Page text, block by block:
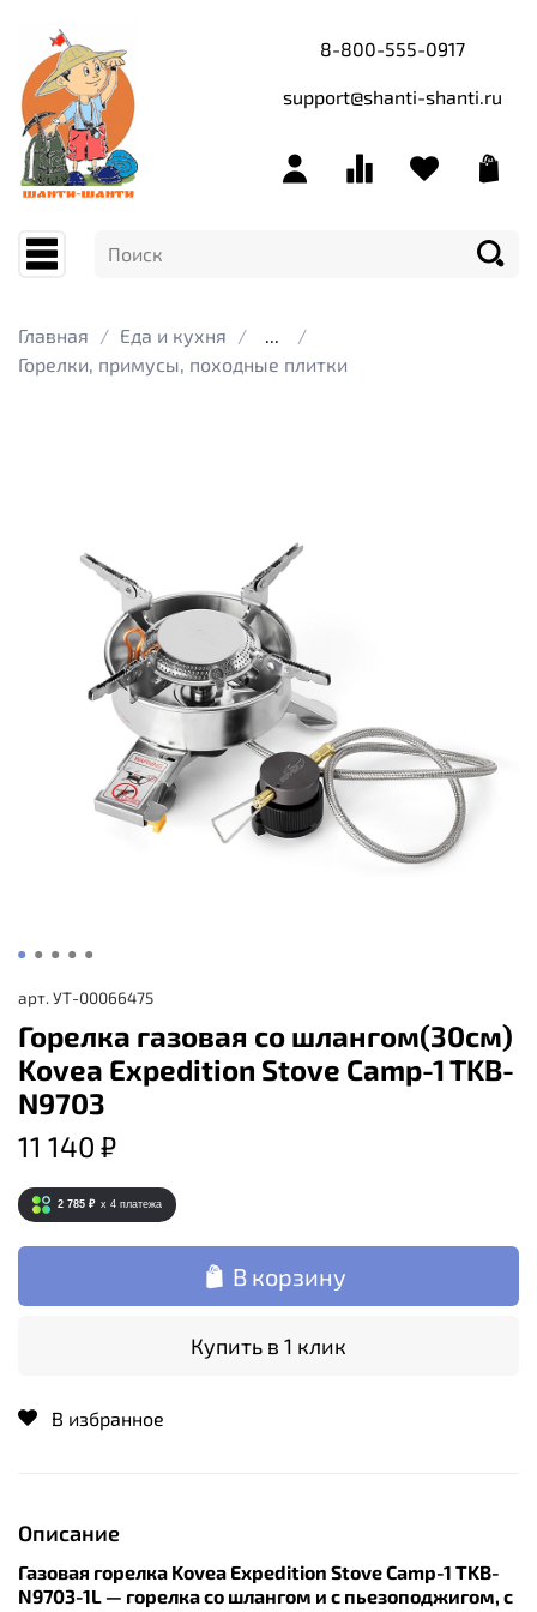
8-800-555-0917
support@shanti-shanti.ru
Главная Еда и кухня
Горелки, примусы, походные плитки
арт. УТ-00066475
Горелка газовая со шлангом(30см)
Kovea Expedition Stove Camp-1 TKB-
N9703
11 140 ₽
2 785 ₽ x 4 платежа
В корзину
Купить в 1 клик
В избранное
Описание
Газовая горелка Kovea Expedition Stove Camp-1 TKB-
N9703-1L — горелка со шлангом и с пьезоподжигом, с